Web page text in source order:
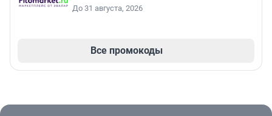
До 31 августа, 2026
Все промокоды